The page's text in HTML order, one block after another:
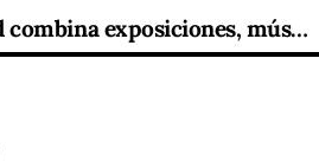
El Ateneo de Madrid combina exposiciones, música y debates en una intensa programación cultural de mayo